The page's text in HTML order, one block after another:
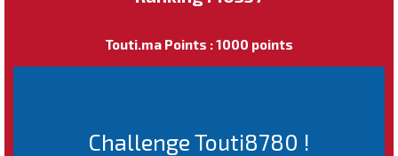
Touti.ma Points : 1000 points
Challenge Touti8780 !